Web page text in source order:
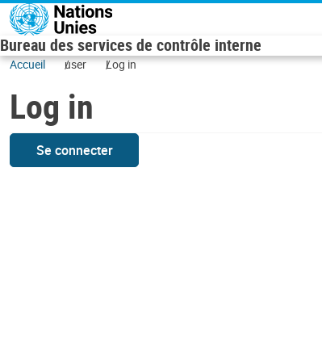
Skip to main content
Bureau des services de contrôle interne
Accueil user Log in
Log in
Se connecter